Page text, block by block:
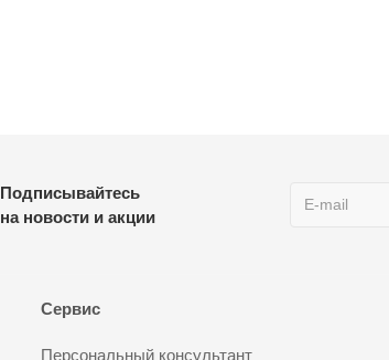
Подписывайтесь
на новости и акции
Сервис
Персональный консультант